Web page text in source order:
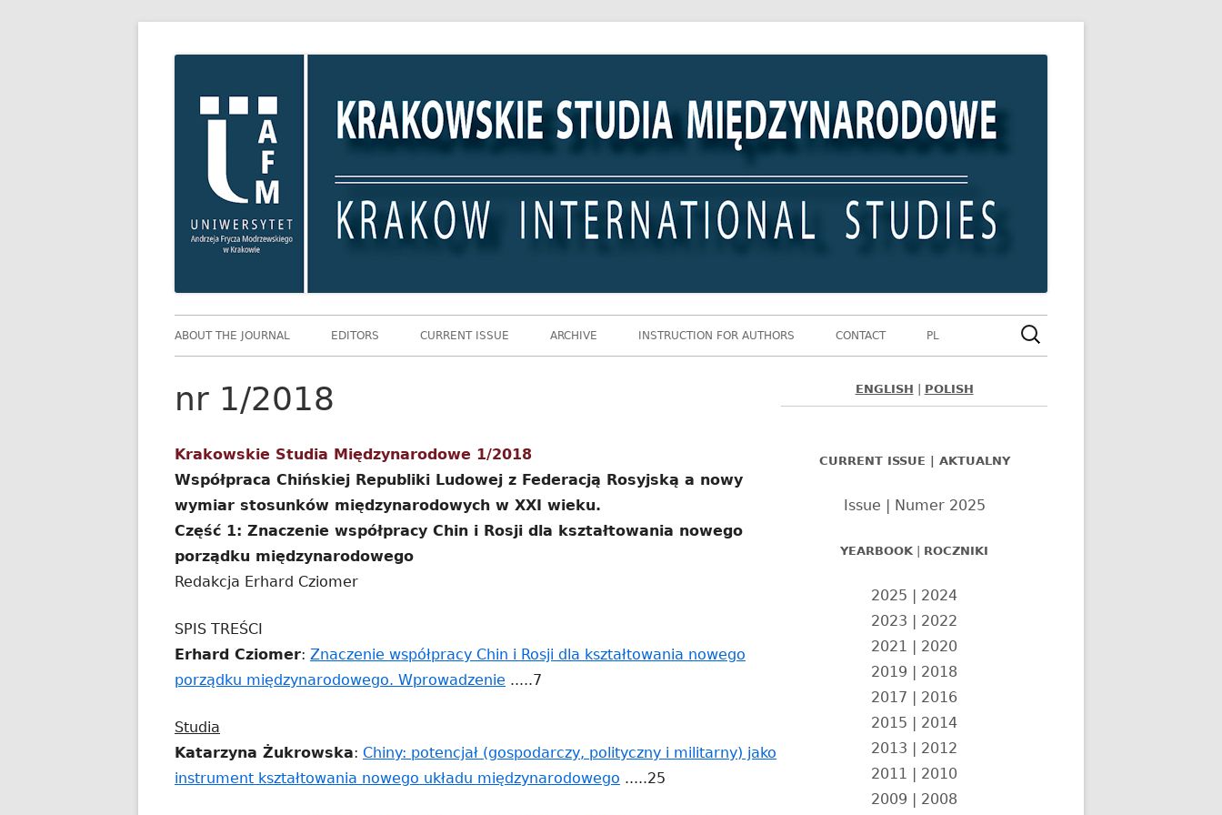
Krakowskie Studia Międzynarodowe
Primary
ABOUT THE JOURNAL EDITORS CURRENT ISSUE ARCHIVE INSTRUCTION FOR AUTHORS CONTACT PL
Szukaj:
nr 1/2018
Krakowskie Studia Międzynarodowe 1/2018
Współpraca Chińskiej Republiki Ludowej z Federacją Rosyjską a nowy
wymiar stosunków międzynarodowych w XXI wieku.
Część 1: Znaczenie współpracy Chin i Rosji dla kształtowania nowego
porządku międzynarodowego
Redakcja Erhard Cziomer
SPIS TREŚCI
Erhard Cziomer: Znaczenie współpracy Chin i Rosji dla kształtowania nowego
porządku międzynarodowego. Wprowadzenie Strona
w
nowym
.....7
Studia
Katarzyna Żukrowska: Chiny: potencjał (gospodarczy, polityczny i militarny) jako
instrument kształtowania nowego układu międzynarodowego Strona
.....25
GłównyENGLISH POLISH
CURRENT ISSUE | AKTUALNY
Issue | Numer 2025
YEARBOOK | ROCZNIKI
2025 | 2024
2023 | 2022
2021 | 2020
2019 | 2018
2017 | 2016
2015 | 2014
2013 | 2012
2011 | 2010
2009 | 2008